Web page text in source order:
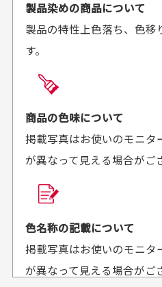
がとうございます。丁寧
に梱包されていて、商品
の状態も良好でした。気
があればよろしくお願い
セールかつポイント
も使えて、お得に購
入出来ました
セールかつポイントも使
商品の受け渡しは、ゆうパ
頂いております。
商品購入からどれくら
か？
平日午前9時までのご注文
せて頂いております。
製品染めの商品について
製品の特性上色落ち、色移
す。
商品の色味について
掲載写真はお使いのモニタ
が異なって見える場合がご
色名称の記載について
掲載写真はお使いのモニタ
が異なって見える場合がご